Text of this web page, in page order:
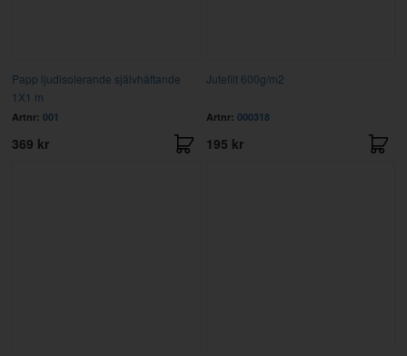
Papp ljudisolerande självhäftande
1X1 m
Artnr: 001
369 kr
Jutefilt 600g/m2
Artnr: 000318
195 kr